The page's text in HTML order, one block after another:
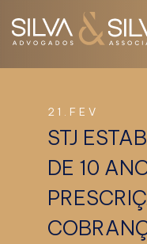
21.FEV
STJ
DE 10